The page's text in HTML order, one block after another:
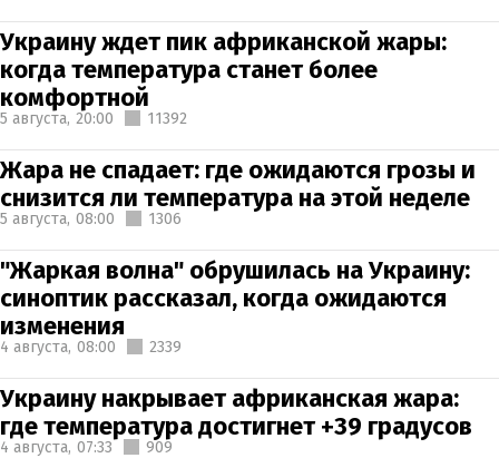
Украину ждет пик африканской жары:
когда температура станет более
комфортной
5 августа, 20:00 11392
Жара не спадает: где ожидаются грозы и
снизится ли температура на этой неделе
5 августа, 08:00 1306
"Жаркая волна" обрушилась на Украину:
синоптик рассказал, когда ожидаются
изменения
4 августа, 08:00 2339
Украину накрывает африканская жара:
где температура достигнет +39 градусов
4 августа, 07:33 909